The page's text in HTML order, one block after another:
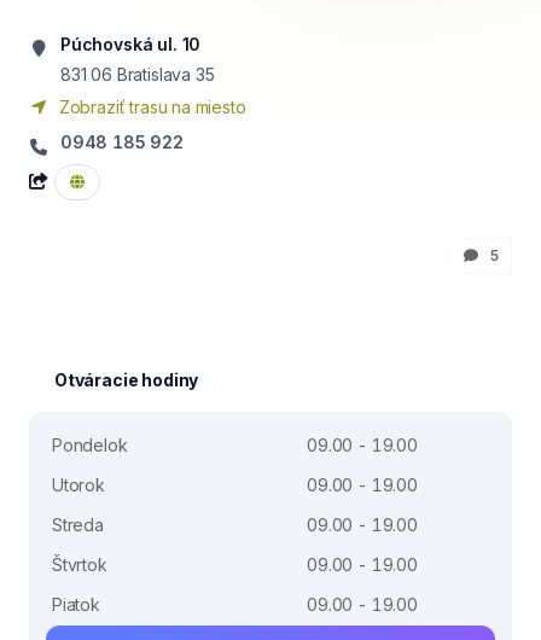
Púchovská ul. 10
831 06 Bratislava 35
Zobraziť trasu na miesto
0948 185 922
5
Otváracie hodiny
Pondelok
09.00 - 19.00
Utorok
09.00 - 19.00
Streda
09.00 - 19.00
Štvrtok
09.00 - 19.00
Piatok
09.00 - 19.00